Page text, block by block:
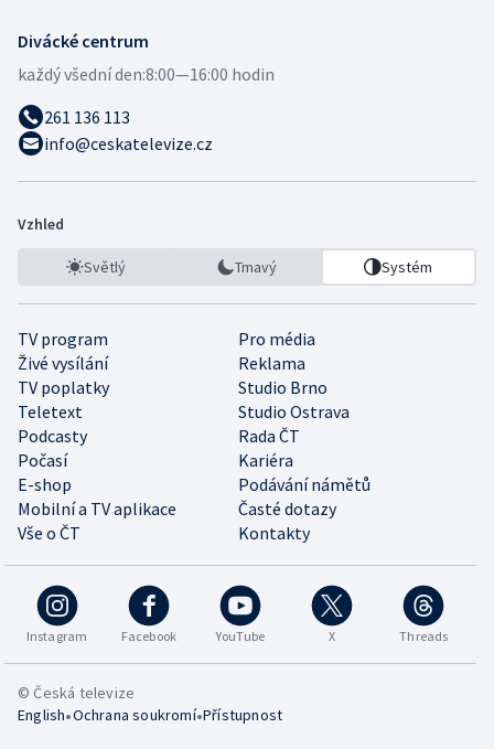
Divácké centrum
každý všední den:8:00—16:00 hodin
261 136 113
info@ceskatelevize.cz
Vzhled
Světlý Tmavý Systém
TV program
Pro média
Živé vysílání
Reklama
TV poplatky
Studio Brno
Teletext
Studio Ostrava
Podcasty
Rada ČT
Počasí
Kariéra
E-shop
Podávání námětů
Mobilní a TV aplikace
Časté dotazy
Vše o ČT
Kontakty
Instagram Facebook YouTube X Threads
© Česká televize
English•Ochrana soukromí•Přístupnost